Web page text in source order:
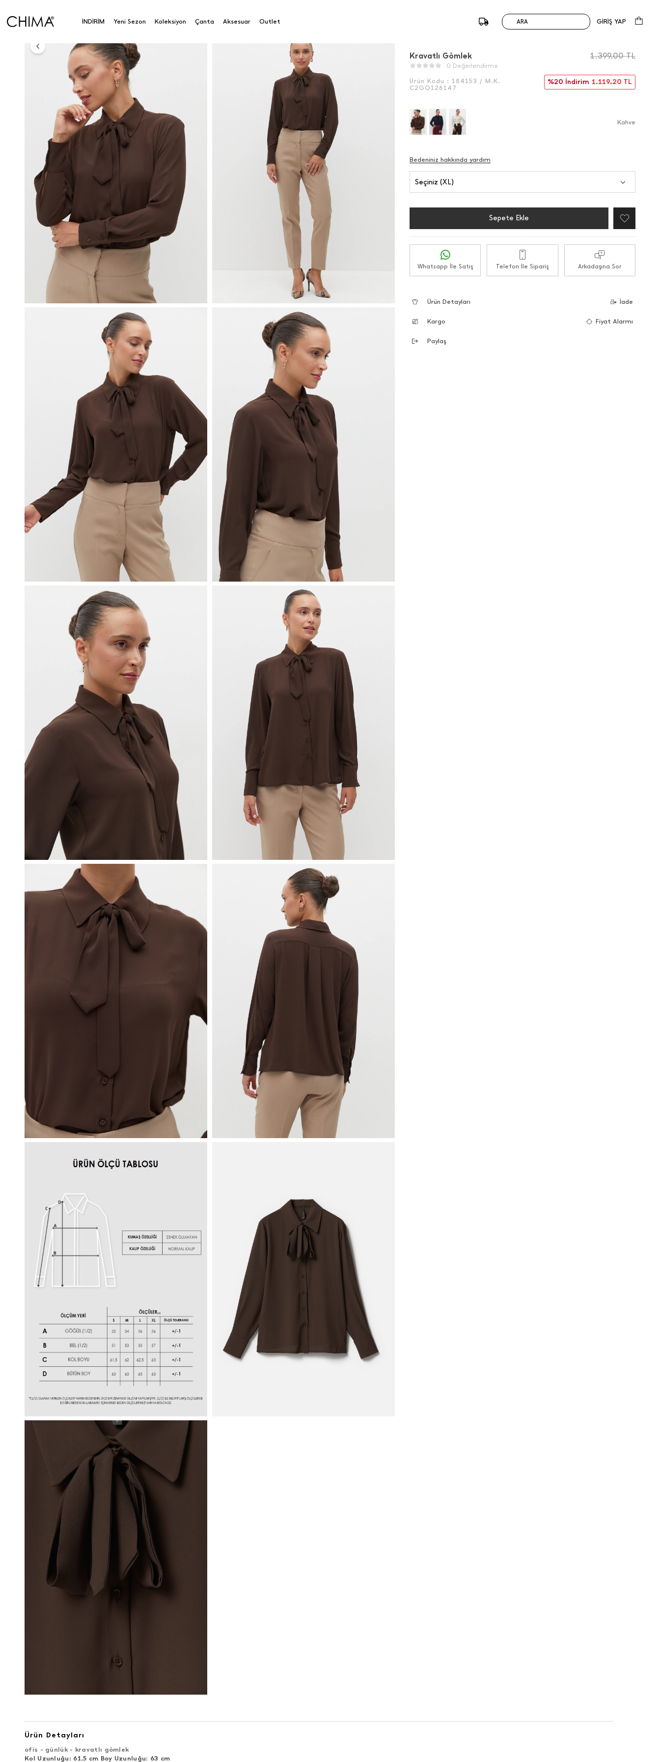
İNDİRİM Yeni Sezon Koleksiyon Çanta Aksesuar Outlet ARA GİRİŞ YAP
Anasayfa
Kravatlı Gömlek
0 Değerlendirme
Ürün Kodu : 184153 / M.K.
C2GO126147
1.399,00TL
%20 İndirim 1.119,20 TL
Kahve
Bedeniniz hakkında yardım
Seçiniz (XL)
Sepete Ekle
Whatsapp İle Satış Telefon İle Sipariş Arkadaşına Sor
Ürün Detayları İade
Kargo Fiyat Alarmı
Paylaş
Ürün Detayları
ofis - günlük - kravatlı gömlek
Kol Uzunluğu: 61,5 cm Boy Uzunluğu: 63 cm